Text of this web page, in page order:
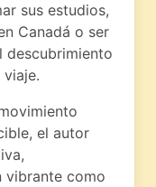
sus estudios,
Canadá o ser
descubrimiento
el autor
vibrante como